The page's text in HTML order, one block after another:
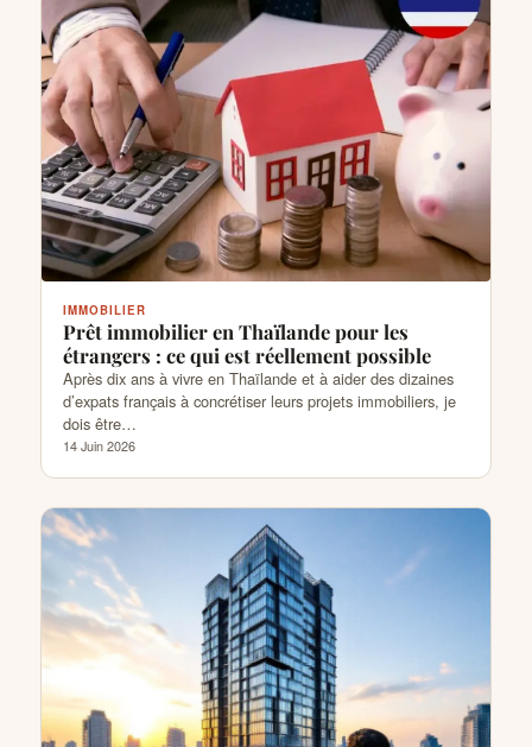
IMMOBILIER
Prêt immobilier en Thaïlande pour les
étrangers : ce qui est réellement possible
Après dix ans à vivre en Thaïlande et à aider des dizaines
d’expats français à concrétiser leurs projets immobiliers, je
dois être…
14 Juin 2026